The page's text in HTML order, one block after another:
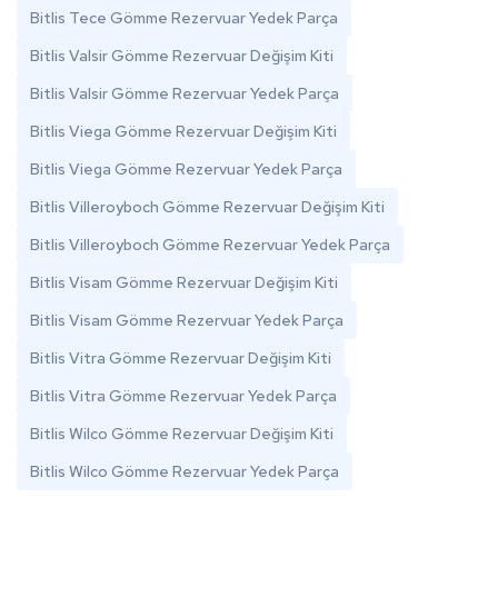
Bitlis Tece Gömme Rezervuar Yedek Parça
Bitlis Valsir Gömme Rezervuar Değişim Kiti
Bitlis Valsir Gömme Rezervuar Yedek Parça
Bitlis Viega Gömme Rezervuar Değişim Kiti
Bitlis Viega Gömme Rezervuar Yedek Parça
Bitlis Villeroyboch Gömme Rezervuar Değişim Kiti
Bitlis Villeroyboch Gömme Rezervuar Yedek Parça
Bitlis Visam Gömme Rezervuar Değişim Kiti
Bitlis Visam Gömme Rezervuar Yedek Parça
Bitlis Vitra Gömme Rezervuar Değişim Kiti
Bitlis Vitra Gömme Rezervuar Yedek Parça
Bitlis Wilco Gömme Rezervuar Değişim Kiti
Bitlis Wilco Gömme Rezervuar Yedek Parça